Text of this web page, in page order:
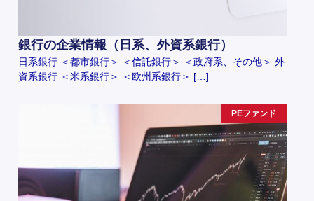
銀行の企業情報（日系、外資系銀行）
日系銀行 ＜都市銀行＞ ＜信託銀行＞ ＜政府系、その他＞ 外
資系銀行 ＜米系銀行＞ ＜欧州系銀行＞ […]
PEファンド